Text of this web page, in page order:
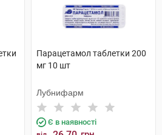
Парацетамол таблетки 200
мг 10 шт
Лубнифарм
Є в наявності